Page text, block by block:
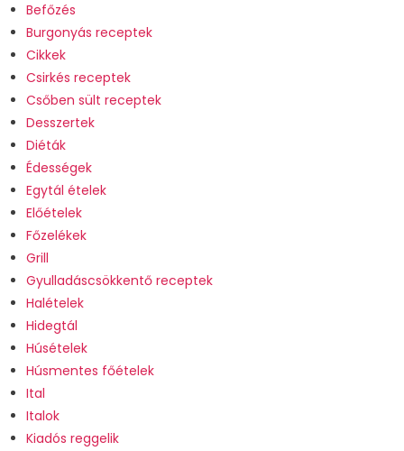
Befőzés
Burgonyás receptek
Cikkek
Csirkés receptek
Csőben sült receptek
Desszertek
Diéták
Édességek
Egytál ételek
Előételek
Főzelékek
Grill
Gyulladáscsökkentő receptek
Halételek
Hidegtál
Húsételek
Húsmentes főételek
Ital
Italok
Kiadós reggelik